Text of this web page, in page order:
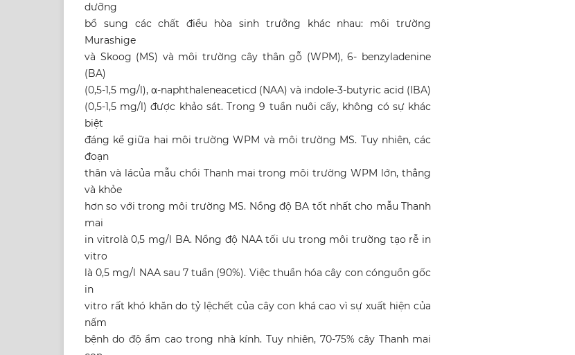
dưỡng
bổ sung các chất điều hòa sinh trưởng khác nhau: môi trường
Murashige
và Skoog (MS) và môi trường cây thân gỗ (WPM), 6- benzyladenine
(BA)
(0,5-1,5 mg/l), α-naphthaleneaceticd (NAA) và indole-3-butyric acid (IBA)
(0,5-1,5 mg/l) được khảo sát. Trong 9 tuần nuôi cấy, không có sự khác
biệt
đáng kể giữa hai môi trường WPM và môi trường MS. Tuy nhiên, các
đoạn
thân và lácủa mẫu chồi Thanh mai trong môi trường WPM lớn, thẳng
và khỏe
hơn so với trong môi trường MS. Nồng độ BA tốt nhất cho mẫu Thanh
mai
in vitrolà 0,5 mg/l BA. Nồng độ NAA tối ưu trong môi trường tạo rễ in
vitro
là 0,5 mg/l NAA sau 7 tuần (90%). Việc thuần hóa cây con cónguồn gốc
in
vitro rất khó khăn do tỷ lệchết của cây con khá cao vì sự xuất hiện của
nấm
bệnh do độ ẩm cao trong nhà kính. Tuy nhiên, 70-75% cây Thanh mai